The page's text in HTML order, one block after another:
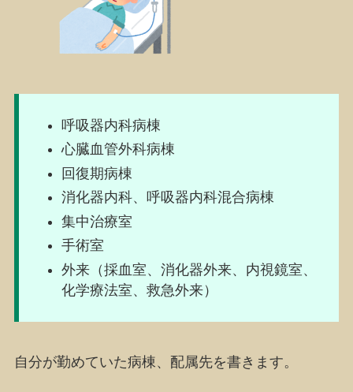
呼吸器内科病棟
心臓血管外科病棟
回復期病棟
消化器内科、呼吸器内科混合病棟
集中治療室
手術室
外来（採血室、消化器外来、内視鏡室、
化学療法室、救急外来）
自分が勤めていた病棟、配属先を書きます。